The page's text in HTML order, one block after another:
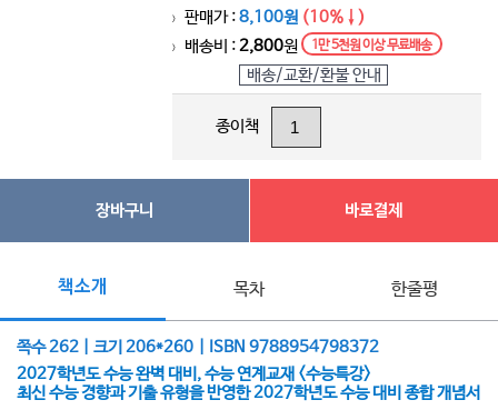
> 판매가 :8,100원 (10%↓)
> 배송비 :2,800원 1만 5천원 이상 무료배송
배송/교환/환불 안내
종이책
장바구니 바로결제
책소개 목차 한줄평
쪽수 262 | 크기 206*260 | ISBN 9788954798372
2027학년도 수능 완벽 대비, 수능 연계교재 <수능특강>
최신 수능 경향과 기출 유형을 반영한 2027학년도 수능 대비 종합 개념서